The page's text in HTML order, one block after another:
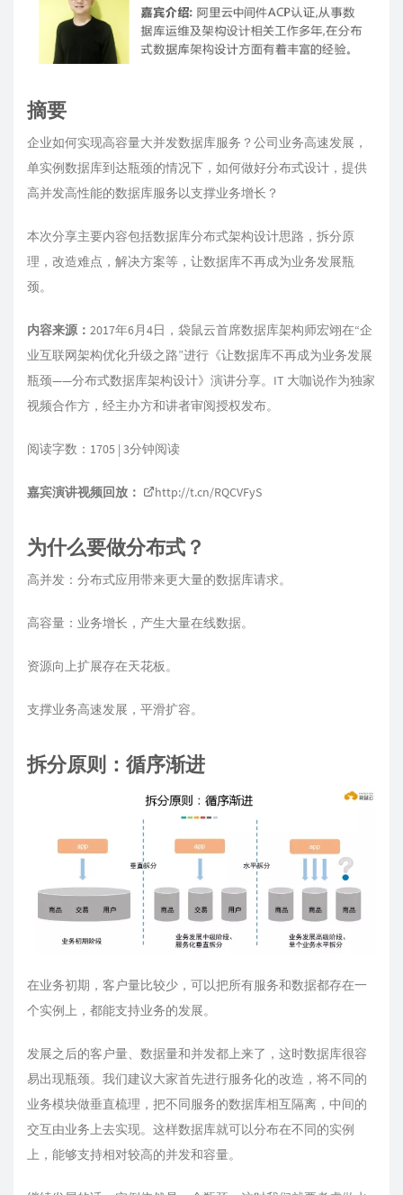
摘要
企业如何实现高容量大并发数据库服务？公司业务高速发展，
单实例数据库到达瓶颈的情况下，如何做好分布式设计，提供
高并发高性能的数据库服务以支撑业务增长？
本次分享主要内容包括数据库分布式架构设计思路，拆分原
理，改造难点，解决方案等，让数据库不再成为业务发展瓶
颈。
内容来源： 2017年6月4日，袋鼠云首席数据库架构师宏翊在“企
业互联网架构优化升级之路”进行《让数据库不再成为业务发展
瓶颈——分布式数据库架构设计》演讲分享。IT 大咖说作为独家
视频合作方，经主办方和讲者审阅授权发布。
阅读字数：1705 | 3分钟阅读
嘉宾演讲视频回放： http://t.cn/RQCVFyS
为什么要做分布式？
高并发：分布式应用带来更大量的数据库请求。
高容量：业务增长，产生大量在线数据。
资源向上扩展存在天花板。
支撑业务高速发展，平滑扩容。
拆分原则：循序渐进
在业务初期，客户量比较少，可以把所有服务和数据都存在一
个实例上，都能支持业务的发展。
发展之后的客户量、数据量和并发都上来了，这时数据库很容
易出现瓶颈。我们建议大家首先进行服务化的改造，将不同的
业务模块做垂直梳理，把不同服务的数据库相互隔离，中间的
交互由业务上去实现。这样数据库就可以分布在不同的实例
上，能够支持相对较高的并发和容量。